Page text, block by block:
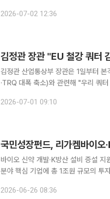
을 견인하며 공공기관 경영실적평가
2026-07-02 12:36
김정관 장관 "EU 철강 쿼터
김정관 산업통상부 장관은 1일부터
·TRQ 대폭 축소)와 관련해 "우리 쿼
사에서 열린 철강업계 긴급 간담회에
2026-07-01 09:10
국민성장펀드, 리가켐바이
바이오 신약 개발·K방산 설비 증설 지원…누적 승인
분야 핵심 기업에 총 1조원 규모의 투
리가켐바이오사이언스에 대한 5000
2026-06-26 08:36